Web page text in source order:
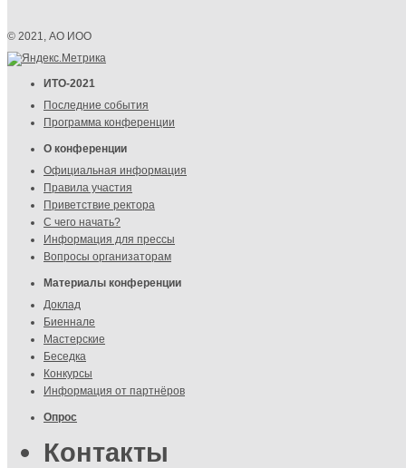
© 2021, АО ИОО
ИТО-2021
Последние события
Программа конференции
О конференции
Официальная информация
Правила участия
Приветствие ректора
С чего начать?
Информация для прессы
Вопросы организаторам
Материалы конференции
Доклад
Биеннале
Мастерские
Беседка
Конкурсы
Информация от партнёров
Опрос
Контакты